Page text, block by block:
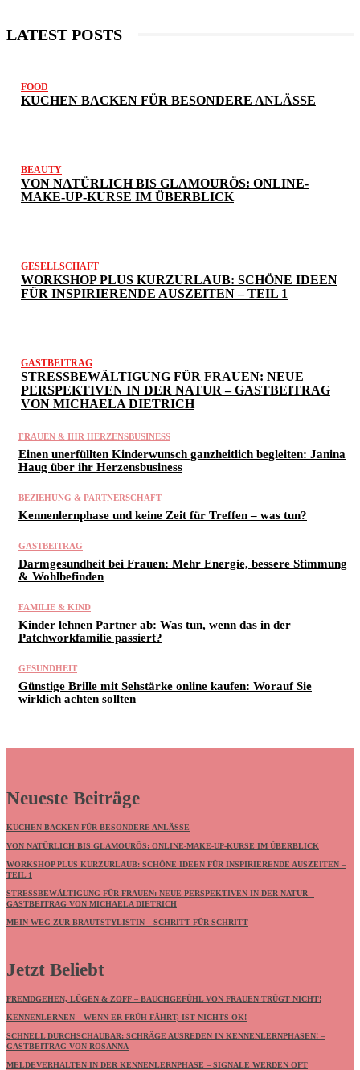
LATEST POSTS
FOOD
KUCHEN BACKEN FÜR BESONDERE ANLÄSSE
BEAUTY
VON NATÜRLICH BIS GLAMOURÖS: ONLINE-
MAKE-UP-KURSE IM ÜBERBLICK
GESELLSCHAFT
WORKSHOP PLUS KURZURLAUB: SCHÖNE IDEEN
FÜR INSPIRIERENDE AUSZEITEN – TEIL 1
GASTBEITRAG
STRESSBEWÄLTIGUNG FÜR FRAUEN: NEUE
PERSPEKTIVEN IN DER NATUR – GASTBEITRAG
VON MICHAELA DIETRICH
FRAUEN & IHR HERZENSBUSINESS
Einen unerfüllten Kinderwunsch ganzheitlich begleiten: Janina
Haug über ihr Herzensbusiness
BEZIEHUNG & PARTNERSCHAFT
Kennenlernphase und keine Zeit für Treffen – was tun?
GASTBEITRAG
Darmgesundheit bei Frauen: Mehr Energie, bessere Stimmung
& Wohlbefinden
FAMILIE & KIND
Kinder lehnen Partner ab: Was tun, wenn das in der
Patchworkfamilie passiert?
GESUNDHEIT
Günstige Brille mit Sehstärke online kaufen: Worauf Sie
wirklich achten sollten
Neueste Beiträge
KUCHEN BACKEN FÜR BESONDERE ANLÄSSE
VON NATÜRLICH BIS GLAMOURÖS: ONLINE-MAKE-UP-KURSE IM ÜBERBLICK
WORKSHOP PLUS KURZURLAUB: SCHÖNE IDEEN FÜR INSPIRIERENDE AUSZEITEN –
TEIL 1
STRESSBEWÄLTIGUNG FÜR FRAUEN: NEUE PERSPEKTIVEN IN DER NATUR –
GASTBEITRAG VON MICHAELA DIETRICH
MEIN WEG ZUR BRAUTSTYLISTIN – SCHRITT FÜR SCHRITT
Jetzt Beliebt
FREMDGEHEN, LÜGEN & ZOFF – BAUCHGEFÜHL VON FRAUEN TRÜGT NICHT!
KENNENLERNEN – WENN ER FRÜH FÄHRT, IST NICHTS OK!
SCHNELL DURCHSCHAUBAR: SCHRÄGE AUSREDEN IN KENNENLERNPHASEN! –
GASTBEITRAG VON ROSANNA
MELDEVERHALTEN IN DER KENNENLERNPHASE – SIGNALE WERDEN OFT